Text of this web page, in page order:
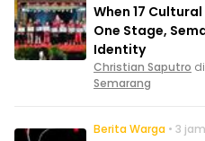
When 17
One Stage,
Identity
Christian Saputro di
Semarang
Berita Warga • 3